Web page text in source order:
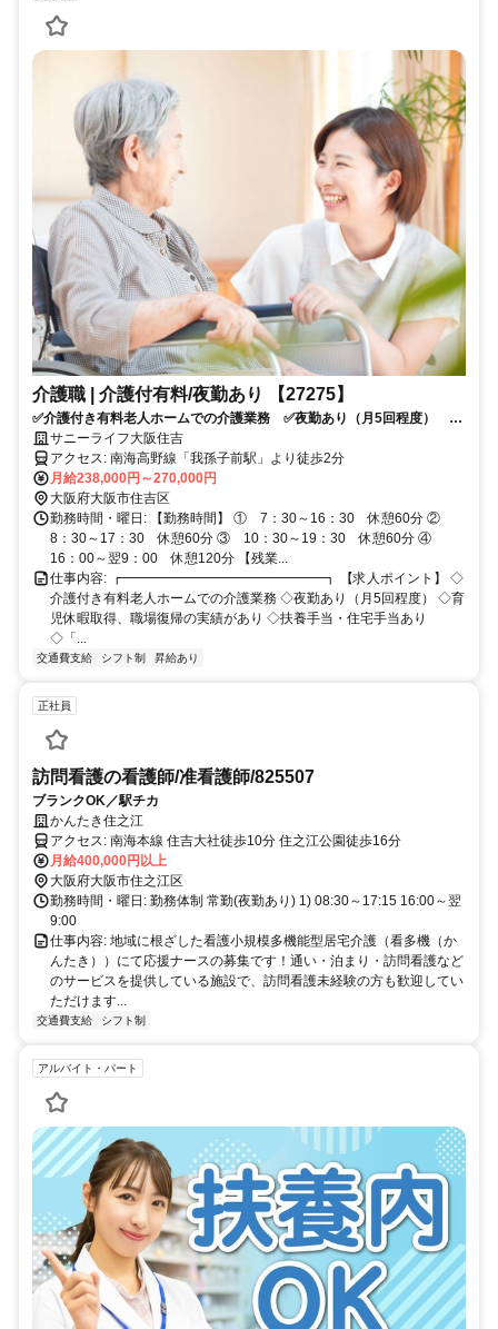
介護職 | 介護付有料/夜勤あり 【27275】
✅介護付き有料老人ホームでの介護業務 ✅夜勤あり（月5回程度） ✅
育児休暇取得、職場復帰の実績があり ✅扶養手当・住宅手当あり
✅「我孫子前駅」徒歩2分 ✅社内食あり（200円/食） ✅応募条件：介
護系資格をお持ちの方
サニーライフ大阪住吉
アクセス: 南海高野線「我孫子前駅」より徒歩2分
月給238,000円～270,000円
大阪府大阪市住吉区
勤務時間・曜日: 【勤務時間】 ① 7：30～16：30 休憩60分 ②
8：30～17：30 休憩60分 ③ 10：30～19：30 休憩60分 ④
16：00～翌9：00 休憩120分 【残業...
仕事内容: ┏━━━━━━━━━━━━━━━┓ 【求人ポイント】 ◇
介護付き有料老人ホームでの介護業務 ◇夜勤あり（月5回程度） ◇育
児休暇取得、職場復帰の実績があり ◇扶養手当・住宅手当あり
◇「...
交通費支給 シフト制 昇給あり
正社員
訪問看護の看護師/准看護師/825507
ブランクOK／駅チカ
かんたき住之江
アクセス: 南海本線 住吉大社徒歩10分 住之江公園徒歩16分
月給400,000円以上
大阪府大阪市住之江区
勤務時間・曜日: 勤務体制 常勤(夜勤あり) 1) 08:30～17:15 16:00～翌
9:00
仕事内容: 地域に根ざした看護小規模多機能型居宅介護（看多機（か
んたき））にて応援ナースの募集です！通い・泊まり・訪問看護など
のサービスを提供している施設で、訪問看護未経験の方も歓迎してい
ただけます...
交通費支給 シフト制
アルバイト・パート